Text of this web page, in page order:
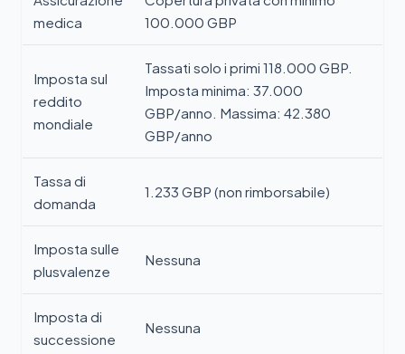
medica
100.000 GBP
Imposta sul
reddito
mondiale
Tassati solo i primi 118.000 GBP.
Imposta minima: 37.000
GBP/anno. Massima: 42.380
GBP/anno
Tassa di
domanda
1.233 GBP (non rimborsabile)
Imposta sulle
plusvalenze
Nessuna
Imposta di
successione
Nessuna